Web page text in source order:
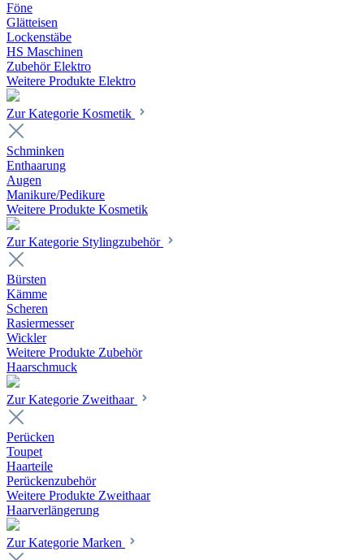
Föne
Glätteisen
Lockenstäbe
HS Maschinen
Zubehör Elektro
Weitere Produkte Elektro
Zur Kategorie Kosmetik
Schminken
Enthaarung
Augen
Manikure/Pedikure
Weitere Produkte Kosmetik
Zur Kategorie Stylingzubehör
Bürsten
Kämme
Scheren
Rasiermesser
Wickler
Weitere Produkte Zubehör
Haarschmuck
Zur Kategorie Zweithaar
Perücken
Toupet
Haarteile
Perückenzubehör
Weitere Produkte Zweithaar
Haarverlängerung
Zur Kategorie Marken